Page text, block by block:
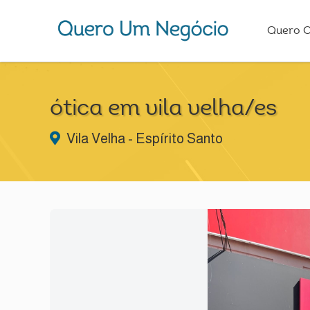
Quero
ótica em vila velha/es
Vila Velha - Espírito Santo